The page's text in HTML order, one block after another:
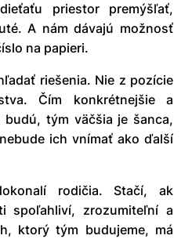
priestor premýšľať,
A nám dávajú možnosť
na papieri.
riešenia. Nie z pozície
Čím konkrétnejšie a
tým väčšia je šanca,
ich vnímať ako ďalší
rodičia. Stačí, ak
spoľahliví, zrozumiteľní a
ktorý tým budujeme, má